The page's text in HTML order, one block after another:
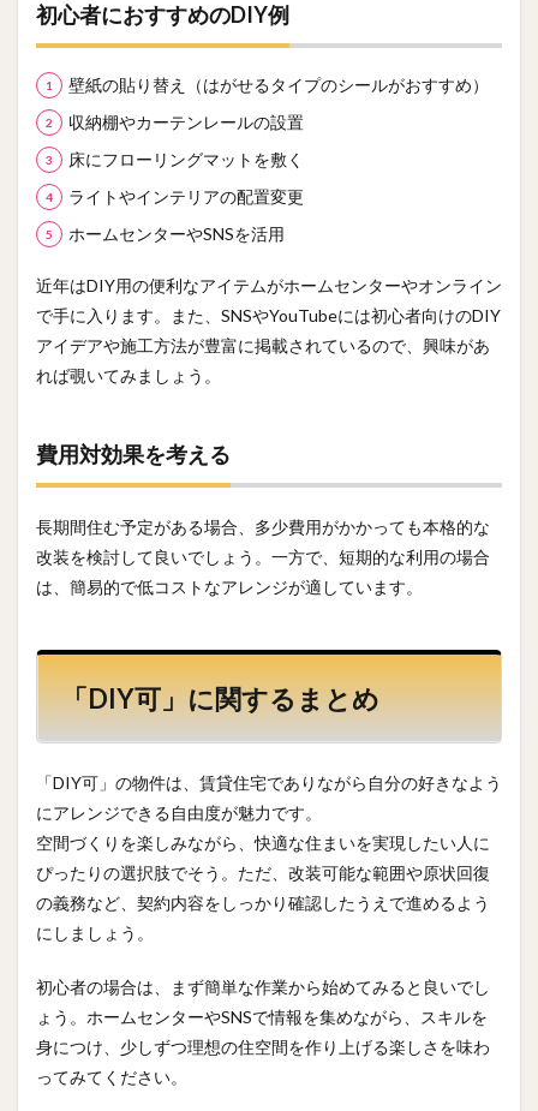
初心者におすすめのDIY例
壁紙の貼り替え（はがせるタイプのシールがおすすめ）
収納棚やカーテンレールの設置
床にフローリングマットを敷く
ライトやインテリアの配置変更
ホームセンターやSNSを活用
近年はDIY用の便利なアイテムがホームセンターやオンライン
で手に入ります。また、SNSやYouTubeには初心者向けのDIY
アイデアや施工方法が豊富に掲載されているので、興味があ
れば覗いてみましょう。
費用対効果を考える
長期間住む予定がある場合、多少費用がかかっても本格的な
改装を検討して良いでしょう。一方で、短期的な利用の場合
は、簡易的で低コストなアレンジが適しています。
「DIY可」に関するまとめ
「DIY可」の物件は、賃貸住宅でありながら自分の好きなよう
にアレンジできる自由度が魅力です。
空間づくりを楽しみながら、快適な住まいを実現したい人に
ぴったりの選択肢でそう。ただ、改装可能な範囲や原状回復
の義務など、契約内容をしっかり確認したうえで進めるよう
にしましょう。
初心者の場合は、まず簡単な作業から始めてみると良いでし
ょう。ホームセンターやSNSで情報を集めながら、スキルを
身につけ、少しずつ理想の住空間を作り上げる楽しさを味わ
ってみてください。